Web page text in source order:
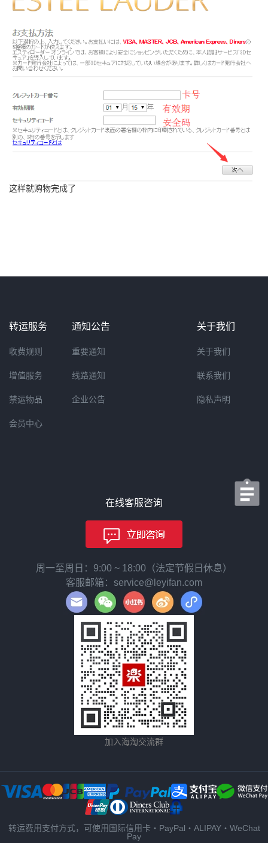
这样就购物完成了
转运服务
收费规则
增值服务
禁运物品
会员中心
通知公告
重要通知
线路通知
企业公告
关于我们
关于我们
联系我们
隐私声明
在线客服咨询
周一至周日：9:00 ~ 18:00（法定节假日休息）
客服邮箱：service@leyifan.com
加入海淘交流群
转运费用支付方式，可使用国际信用卡・PayPal・ALIPAY・WeChat
Pay